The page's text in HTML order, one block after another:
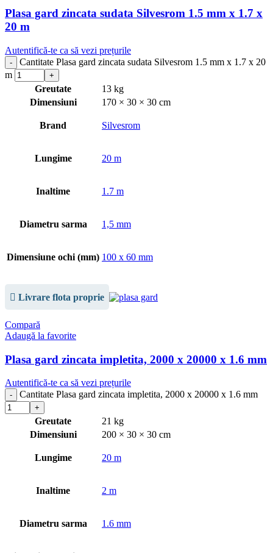
Plasa gard zincata sudata Silvesrom 1.5 mm x 1.7 x
20 m
Autentifică-te ca să vezi prețurile
Cantitate Plasa gard zincata sudata Silvesrom 1.5 mm x 1.7 x 20
m
Greutate
13 kg
Dimensiuni
170 × 30 × 30 cm
Brand Silvesrom
Lungime 20 m
Inaltime 1.7 m
Diametru sarma 1,5 mm
Dimensiune ochi (mm) 100 x 60 mm
Livrare flota proprie
Compară
Adaugă la favorite
Plasa gard zincata impletita, 2000 x 20000 x 1.6 mm
Autentifică-te ca să vezi prețurile
Cantitate Plasa gard zincata impletita, 2000 x 20000 x 1.6 mm
Greutate
21 kg
Dimensiuni
200 × 30 × 30 cm
Lungime 20 m
Inaltime 2 m
Diametru sarma 1.6 mm